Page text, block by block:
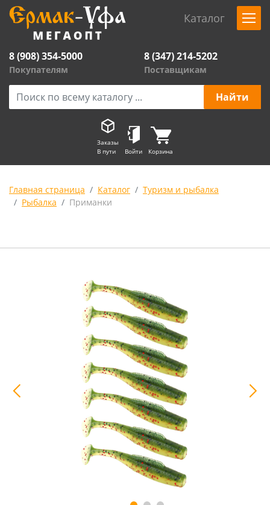
Каталог
8 (908) 354-5000
Покупателям
8 (347) 214-5202
Поставщикам
Заказы
В пути
Войти Корзина
Главная страница Каталог
Туризм и рыбалка
Рыбалка
Приманки